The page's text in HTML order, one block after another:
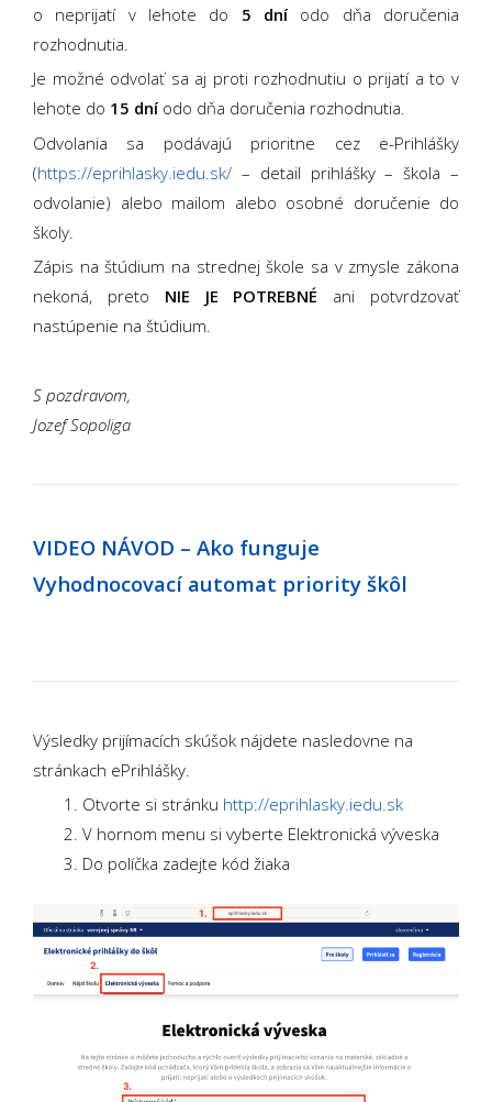
o neprijatí v lehote do 5 dníodo dňa doručenia
rozhodnutia.
Je možné odvolať sa aj proti rozhodnutiu o prijatí a to v
lehote do 15 dníodo dňa doručenia rozhodnutia.
Odvolania sa podávajú prioritne cez e-Prihlášky
(https://eprihlasky.iedu.sk/ – detail prihlášky – škola –
odvolanie) alebo mailom alebo osobné doručenie do
školy.
Zápis na štúdium na strednej škole sa v zmysle zákona
nekoná, preto NIE JE POTREBNÉ ani potvrdzovať
nastúpenie na štúdium.
S pozdravom,
Jozef Sopoliga
VIDEO NÁVOD – Ako funguje
Vyhodnocovací automat priority škôl
Výsledky prijímacích skúšok nájdete nasledovne na
stránkach ePrihlášky.
Otvorte si stránku http://eprihlasky.iedu.sk
V hornom menu si vyberte Elektronická výveska
Do políčka zadejte kód žiaka